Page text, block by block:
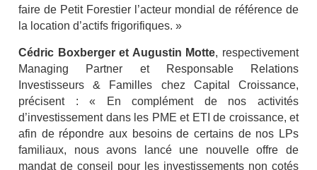
faire de Petit Forestier l’acteur mondial de référence de
la location d’actifs frigorifiques. »
Cédric Boxberger et Augustin Motte, respectivement
Managing Partner et Responsable Relations
Investisseurs & Familles chez Capital Croissance,
précisent : « En complément de nos activités
d’investissement dans les PME et ETI de croissance, et
afin de répondre aux besoins de certains de nos LPs
familiaux, nous avons lancé une nouvelle offre de
mandat de conseil pour les investissements non cotés